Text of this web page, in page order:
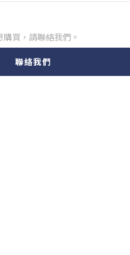
購買，請聯絡我們。
聯絡我們